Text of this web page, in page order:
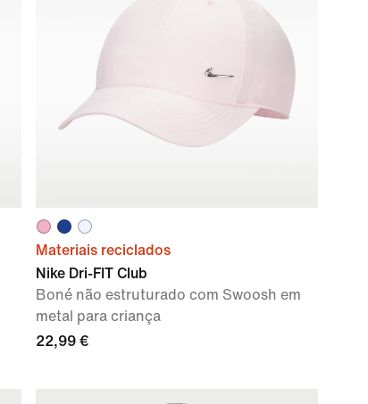
Materiais reciclados
Nike Dri-FIT Club
Boné não estruturado com Swoosh em
metal para criança
22,99 €